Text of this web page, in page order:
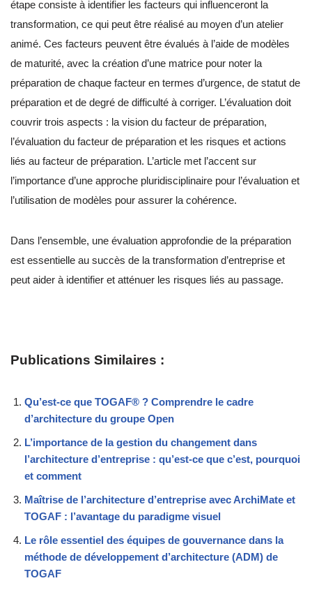
étape consiste à identifier les facteurs qui influenceront la
transformation, ce qui peut être réalisé au moyen d’un atelier
animé. Ces facteurs peuvent être évalués à l’aide de modèles
de maturité, avec la création d’une matrice pour noter la
préparation de chaque facteur en termes d’urgence, de statut de
préparation et de degré de difficulté à corriger. L’évaluation doit
couvrir trois aspects : la vision du facteur de préparation,
l’évaluation du facteur de préparation et les risques et actions
liés au facteur de préparation. L’article met l’accent sur
l’importance d’une approche pluridisciplinaire pour l’évaluation et
l’utilisation de modèles pour assurer la cohérence.
Dans l’ensemble, une évaluation approfondie de la préparation
est essentielle au succès de la transformation d’entreprise et
peut aider à identifier et atténuer les risques liés au passage.
Publications Similaires :
Qu’est-ce que TOGAF® ? Comprendre le cadre
d’architecture du groupe Open
L’importance de la gestion du changement dans
l’architecture d’entreprise : qu’est-ce que c’est, pourquoi
et comment
Maîtrise de l’architecture d’entreprise avec ArchiMate et
TOGAF : l’avantage du paradigme visuel
Le rôle essentiel des équipes de gouvernance dans la
méthode de développement d’architecture (ADM) de
TOGAF